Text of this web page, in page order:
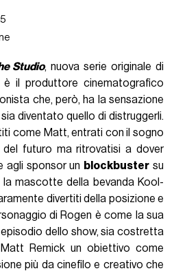
Studio, nuova serie originale di
è il produttore cinematografico
che, però, ha la sensazione
diventato quello di distruggerli.
come Matt, entrati con il sogno
del futuro ma ritrovatisi a dover
agli sponsor un blockbuster su
mascotte della bevanda Kool-
divertiti della posizione e
di Rogen è come la sua
dello show, sia costretta
Remick un obiettivo come
più da cinefilo e creativo che